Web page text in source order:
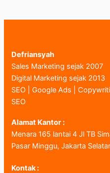
Defriansyah
Sales Marketing sejak 2007
Digital Marketing sejak 2013
SEO | Google Ads |
SEO
Alamat Kantor :
Menara 165 lantai 4 Jl TB
Pasar Minggu, Jakarta
Kontak :